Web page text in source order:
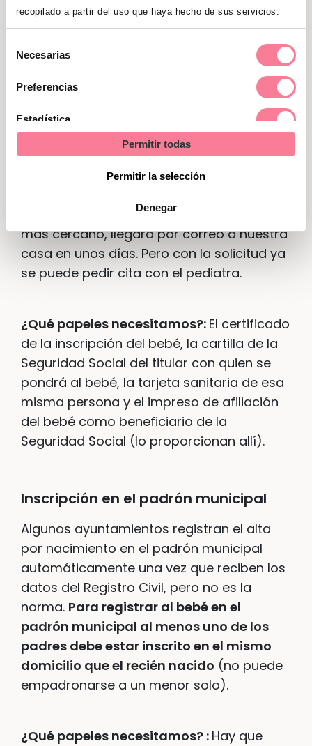
recopilado a partir del uso que haya hecho de sus servicios.
Necesarias
Preferencias
Estadística
Permitir todas
Permitir la selección
Denegar
Asistencia sanitaria
para entonces deberíamos haberlo
inscrito en la oficina del Instituto Nacional
¿Quién debe hacerlo? Si se incluye al bebé
como beneficiario del padre, tendrá que
ser él quien lo tramite; si es la madre quien
lo hace, es ella la que tiene que acudir a la
sanitaria en el centro de atención primaria
más cercano, llegará por correo a nuestra
casa en unos días. Pero con la solicitud ya
se puede pedir cita con el pediatra.
¿Qué papeles necesitamos?: El certificado
de la inscripción del bebé, la cartilla de la
Seguridad Social del titular con quien se
pondrá al bebé, la tarjeta sanitaria de esa
misma persona y el impreso de afiliación
del bebé como beneficiario de la
Seguridad Social (lo proporcionan allí).
Inscripción en el padrón municipal
Algunos ayuntamientos registran el alta
por nacimiento en el padrón municipal
automáticamente una vez que reciben los
datos del Registro Civil, pero no es la
norma. Para registrar al bebé en el
padrón municipal al menos uno de los
padres debe estar inscrito en el mismo
domicilio que el recién nacido (no puede
empadronarse a un menor solo).
¿Qué papeles necesitamos? : Hay que